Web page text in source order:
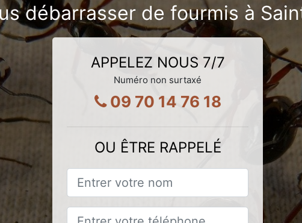
débarrasser de fourmis à
APPELEZ NOUS 7/7
Numéro non surtaxé
09 70 14 76 18
OU ÊTRE RAPPELÉ